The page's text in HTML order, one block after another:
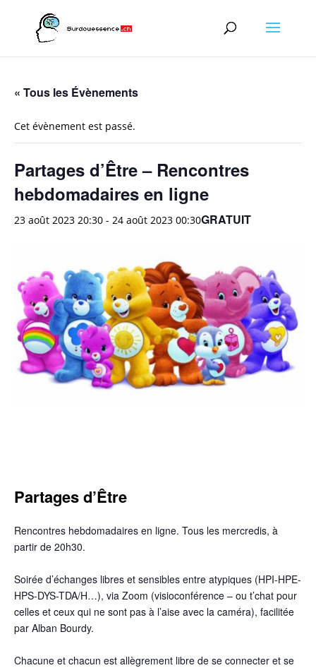
« Tous les Évènements
Cet évènement est passé.
Partages d’Être – Rencontres
hebdomadaires en ligne
23 août 2023 20:30 - 24 août 2023 00:30GRATUIT
Partages d’Être
Rencontres hebdomadaires en ligne. Tous les mercredis, à
partir de 20h30.
Soirée d’échanges libres et sensibles entre atypiques (HPI-HPE-
HPS-DYS-TDA/H…), via Zoom (visioconférence – ou t’chat pour
celles et ceux qui ne sont pas à l’aise avec la caméra), facilitée
par Alban Bourdy.
Chacune et chacun est allègrement libre de se connecter et se